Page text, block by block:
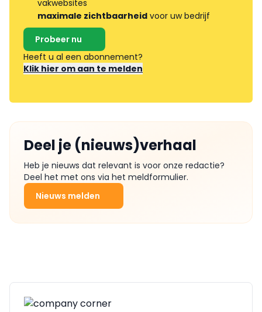
vakwebsites
maximale zichtbaarheid voor uw bedrijf
Probeer nu
Heeft u al een abonnement?
Klik hier om aan te melden
Deel je (nieuws)verhaal
Heb je nieuws dat relevant is voor onze redactie?
Deel het met ons via het meldformulier.
Nieuws melden